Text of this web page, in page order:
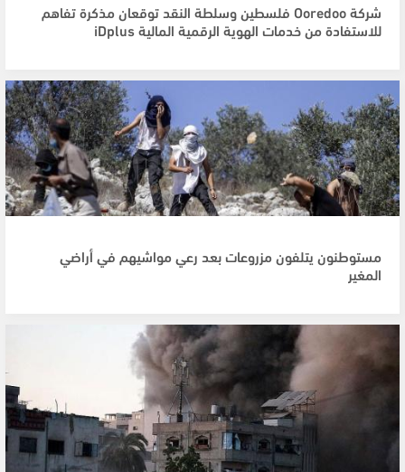
شركة Ooredoo فلسطين وسلطة النقد توقعان مذكرة تفاهم
للاستفادة من خدمات الهوية الرقمية المالية iDplus
مستوطنون يتلفون مزروعات بعد رعي مواشيهم في أراضي
المغير